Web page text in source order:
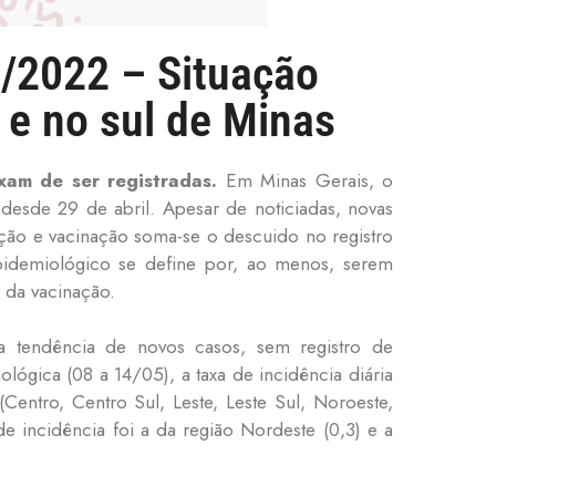
– Situação
no sul de Minas
de ser registradas. Em Minas Gerais, o
29 de abril. Apesar de noticiadas, novas
e vacinação soma-se o descuido no registro
se define por, ao menos, serem
vacinação.
tendência de novos casos, sem registro de
(08 a 14/05), a taxa de incidência diária
Centro Sul, Leste, Leste Sul, Noroeste,
incidência foi a da região Nordeste (0,3) e a